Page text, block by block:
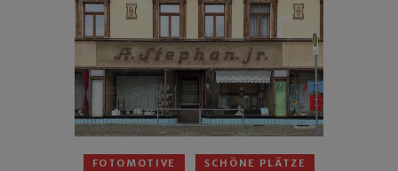
FOTOMOTIVE SCHÖNE PLÄTZE